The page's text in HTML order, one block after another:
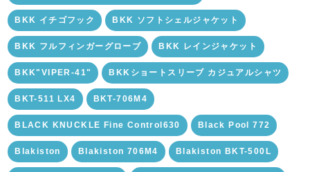
BKK イチゴフック BKK ソフトシェルジャケット
BKK フルフィンガーグローブ BKK レインジャケット
BKK"VIPER-41" BKKショートスリーブ カジュアルシャツ
BKT-511 LX4 BKT-706M4
BLACK KNUCKLE Fine Control630 Black Pool 772
Blakiston Blakiston 706M4 Blakiston BKT-500L